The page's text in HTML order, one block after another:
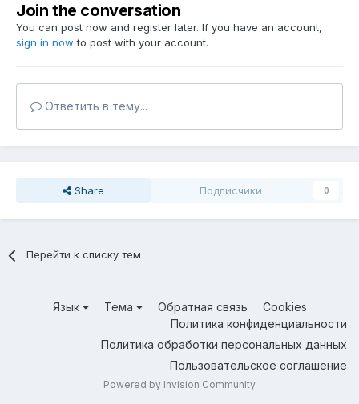
Join the conversation
You can post now and register later. If you have an account,
sign in now to post with your account.
Ответить в тему...
Share Подписчики 0
Перейти к списку тем
Язык Тема Обратная связь
Cookies
Политика конфиденциальности
Политика обработки персональных данных
Пользовательское соглашение
Powered by Invision Community